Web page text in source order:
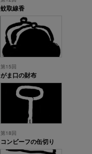
蚊取線香
第15回
がま口の財布
第18回
コンビーフの缶切り